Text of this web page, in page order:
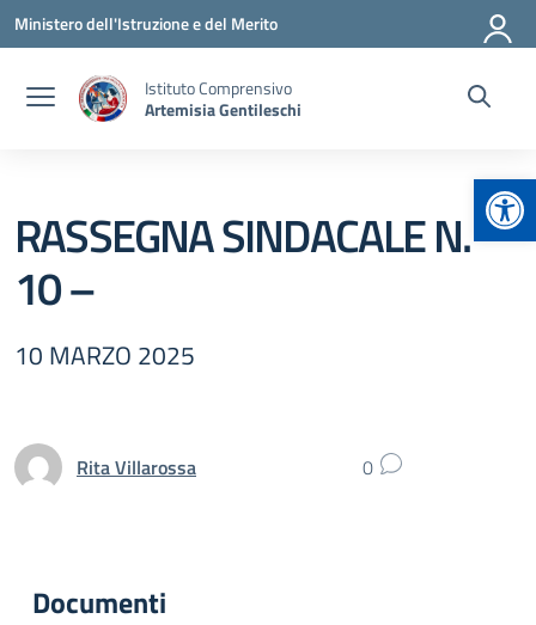
Vai ai contenuti
Vai al menu di navigazione
Vai al footer
Ministero dell'Istruzione e del Merito
Istituto Comprensivo
Artemisia Gentileschi
RASSEGNA SINDACALE N.
10 –
10 MARZO 2025
Rita Villarossa 0
Documenti